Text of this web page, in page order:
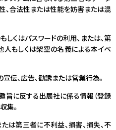
、合法性または性能を妨害または混
くはパスワードの利用、または、第
人もしくは架空の名義による本イベ
伝、広告、勧誘または営業行為。
旨に反する出展社に係る情報（登録
集。
は第三者に不利益、損害、損失、不